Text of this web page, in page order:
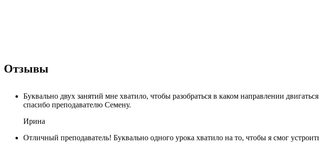
Отзывы
Буквально двух занятий мне хватило, чтобы разобраться в каком направлении
спасибо преподавателю Семену.
Ирина
Отличный преподаватель! Буквально одного урока хватило на то, чтобы я смог